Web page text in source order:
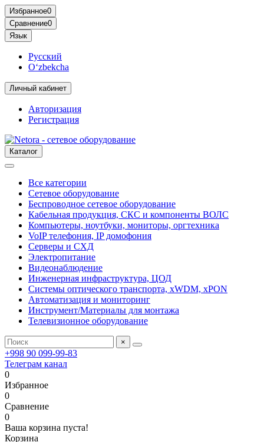
Избранное0
Сравнение0
Язык
Русский
O‘zbekcha
Личный кабинет
Авторизация
Регистрация
Каталог
Все категории
Сетевое оборудование
Беспроводное сетевое оборудование
Кабельная продукция, СКС и компоненты ВОЛС
Компьютеры, ноутбуки, мониторы, оргтехника
VoIP телефония, IP домофония
Серверы и СХД
Электропитание
Видеонаблюдение
Инженерная инфраструктура, ЦОД
Системы оптического транспорта, xWDM, xPON
Автоматизация и мониторинг
Инструмент/Материалы для монтажа
Телевизионное оборудование
×
+998 90 099-99-83
Телеграм канал
0
Избранное
0
Сравнение
0
Ваша корзина пуста!
Корзина